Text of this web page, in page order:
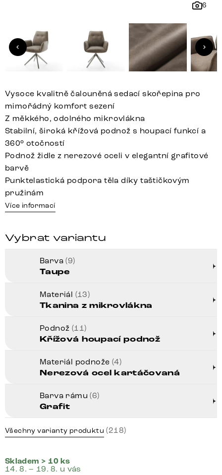
6
Vysoce kvalitně čalouněná sedací skořepina pro
mimořádný komfort sezení
Z měkkého, odolného mikrovlákna
Stabilní, široká křížová podnož s houpací funkcí a
360° otočností
Podnož židle z nerezové oceli v elegantní grafitové
barvě
Punktelastická podpora těla díky taštičkovým
pružinám
Více informací
Vybrat variantu
Barva(9)
Taupe
Materiál (13)
Tkanina z mikrovlákna
Podnož (11)
Křížová houpací podnož
Materiál podnože (4)
Nerezová ocel kartáčovaná
Barva rámu(6)
Grafit
Všechny varianty produktu (218)
Skladem > 10 ks
14. 8. – 19. 8. u vás